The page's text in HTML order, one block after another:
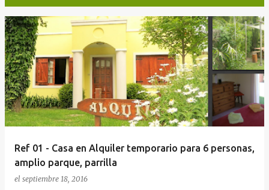
E
n
t
r
a
d
Ref 01 - Casa en Alquiler temporario para 6 personas,
amplio parque, parrilla
el septiembre 18, 2016